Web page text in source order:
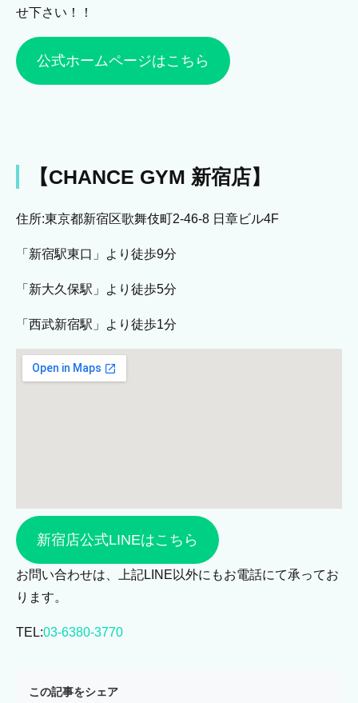
せ下さい！！
公式ホームページはこちら
【CHANCE GYM 新宿店】
住所:東京都新宿区歌舞伎町2-46-8 日章ビル4F
「新宿駅東口」より徒歩9分
「新大久保駅」より徒歩5分
「西武新宿駅」より徒歩1分
新宿店公式LINEはこちら
お問い合わせは、上記LINE以外にもお電話にて承ってお
ります。
TEL:03-6380-3770
この記事をシェア